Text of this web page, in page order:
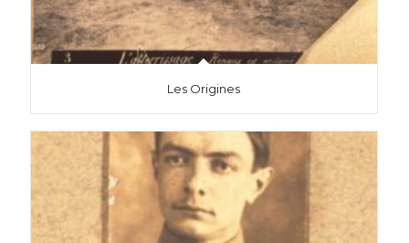
Les Origines